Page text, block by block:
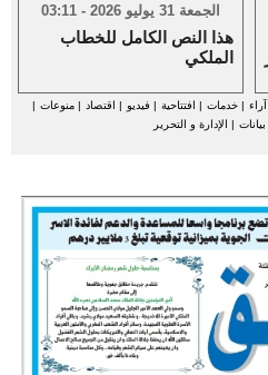
الجمعة 31 يوليو 2026 - 03:11
هذا النص الكامل للخطاب
الملكي
آراء |خدمات | افتتاحية | فيديو | اقتصاد |منوعات |
بيانات | الإدارة و التحرير